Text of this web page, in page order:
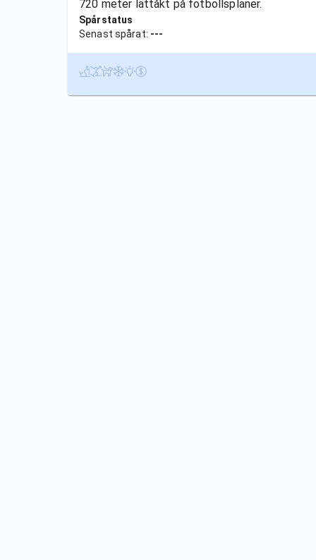
720 meter lättåkt på fotbollsplaner.
Spårstatus
Senast spårat: ---